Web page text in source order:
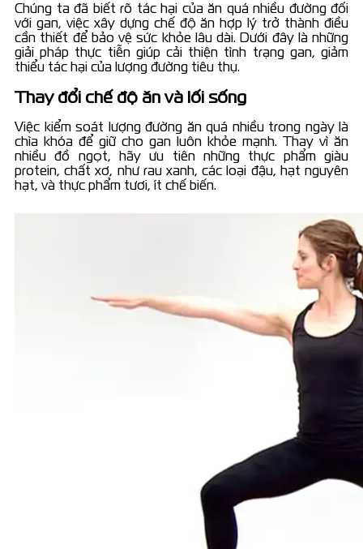
Chúng ta đã biết rõ tác hại của ăn quá nhiều đường đối
với gan, việc xây dựng chế độ ăn hợp lý trở thành điều
cần thiết để bảo vệ sức khỏe lâu dài. Dưới đây là những
giải pháp thực tiễn giúp cải thiện tình trạng gan, giảm
thiểu tác hại của lượng đường tiêu thụ.
Thay đổi chế độ ăn và lối sống
Việc kiểm soát lượng đường ăn quá nhiều trong ngày là
chìa khóa để giữ cho gan luôn khỏe mạnh. Thay vì ăn
nhiều đồ ngọt, hãy ưu tiên những thực phẩm giàu
protein, chất xơ, như rau xanh, các loại đậu, hạt nguyên
hạt, và thực phẩm tươi, ít chế biến.